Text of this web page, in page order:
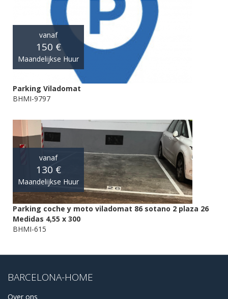
vanaf
150 €
Maandelijkse Huur
Parking Viladomat
BHMI-9797
vanaf
130 €
Maandelijkse Huur
Parking coche y moto viladomat 86 sotano 2 plaza 26
Medidas 4,55 x 300
BHMI-615
BARCELONA-HOME
Over ons